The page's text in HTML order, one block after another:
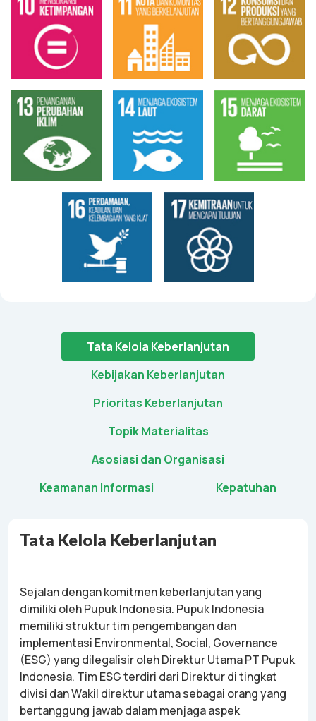
Tata Kelola Keberlanjutan
Kebijakan Keberlanjutan
Prioritas Keberlanjutan
Topik Materialitas
Asosiasi dan Organisasi
Keamanan Informasi
Kepatuhan
Tata Kelola Keberlanjutan
Sejalan dengan komitmen keberlanjutan yang
dimiliki oleh Pupuk Indonesia. Pupuk Indonesia
memiliki struktur tim pengembangan dan
implementasi Environmental, Social, Governance
(ESG) yang dilegalisir oleh Direktur Utama PT Pupuk
Indonesia. Tim ESG terdiri dari Direktur di tingkat
divisi dan Wakil direktur utama sebagai orang yang
bertanggung jawab dalam menjaga aspek